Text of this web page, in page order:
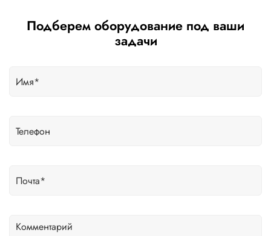
Подберем оборудование под ваши
задачи